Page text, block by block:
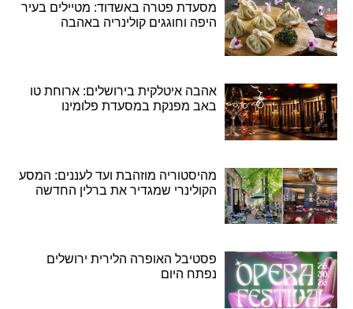
מסעדת פטרה באשדוד: מטיילים בעיר
היפה וחוגגים קולינריה באהבה
אהבה איטלקית בירושלים: ארוחת טו
באב מפנקת במסעדת פלומינו
מהיסטוריה מוזהבת ועד לעננים: המסע
הקולינרי שמגדיר את ברלין החדשה
פסטיבל האופרה הלירית ירושלים
נפתח היום